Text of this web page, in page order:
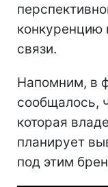
конкуренцию
связи.
Напомним, в
сообщалось,
которая
планирует
под этим